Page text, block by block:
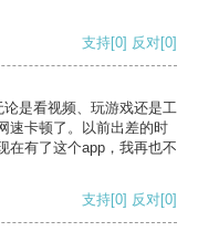
支持[0] 反对[0]
是看视频、玩游戏还是工
速卡顿了。以前出差的时
在有了这个app，我再也不
支持[0] 反对[0]